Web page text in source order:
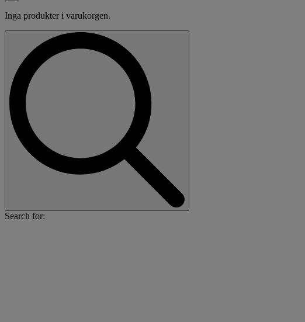
Inga produkter i varukorgen.
Search for: